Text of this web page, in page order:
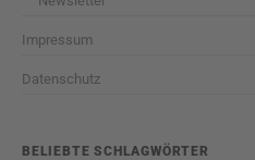
Impressum
Datenschutz
BELIEBTE SCHLAGWÖRTER